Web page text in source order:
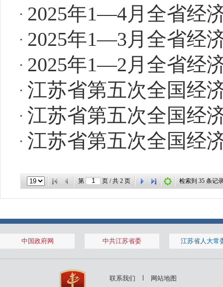
2025年1—4月全省经
2025年1—3月全省经
2025年1—2月全省经
江苏省第五次全国经
江苏省第五次全国经
江苏省第五次全国经
第 页 / 共 2 页 检索到 35 条记
中国政府网 中共江苏省委 江苏省人大常
联系我们
网站地图